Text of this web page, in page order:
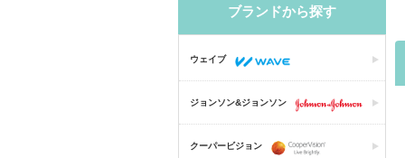
ブランドから探す
ウェイブ
ジョンソン&ジョンソン
クーパービジョン